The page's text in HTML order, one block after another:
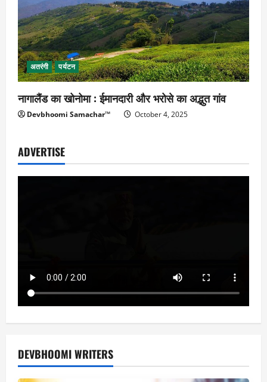
अतरंगी पर्यटन
नागालैंड का खोनोमा : ईमानदारी और भरोसे का अद्भुत गांव
Devbhoomi Samachar™ October 4, 2025
ADVERTISE
DEVBHOOMI WRITERS